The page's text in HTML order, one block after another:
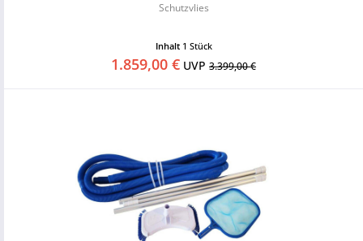
Schutzvlies
Inhalt 1 Stück
1.859,00 € UVP 3.399,00 €